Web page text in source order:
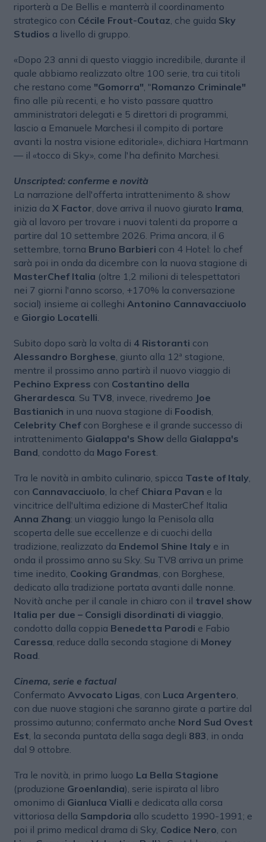
riporterà a De Bellis e manterrà il coordinamento
strategico con Cécile Frout-Coutaz, che guida Sky
Studios a livello di gruppo.
«Dopo 23 anni di questo viaggio incredibile, durante il
quale abbiamo realizzato oltre 100 serie, tra cui titoli
che restano come "Gomorra", "Romanzo Criminale"
fino alle più recenti, e ho visto passare quattro
amministratori delegati e 5 direttori di programmi,
lascio a Emanuele Marchesi il compito di portare
avanti la nostra visione editoriale», dichiara Hartmann
— il «tocco di Sky», come l'ha definito Marchesi.
Unscripted: conferme e novità
La narrazione dell'offerta intrattenimento & show
inizia da X Factor, dove arriva il nuovo giurato Irama,
già al lavoro per trovare i nuovi talenti da proporre a
partire dal 10 settembre 2026. Prima ancora, il 6
settembre, torna Bruno Barbieri con 4 Hotel: lo chef
sarà poi in onda da dicembre con la nuova stagione di
MasterChef Italia (oltre 1,2 milioni di telespettatori
nei 7 giorni l'anno scorso, +170% la conversazione
social) insieme ai colleghi Antonino Cannavacciuolo
e Giorgio Locatelli.
Subito dopo sarà la volta di 4 Ristoranti con
Alessandro Borghese, giunto alla 12ª stagione,
mentre il prossimo anno partirà il nuovo viaggio di
Pechino Express con Costantino della
Gherardesca. Su TV8, invece, rivedremo Joe
Bastianich in una nuova stagione di Foodish,
Celebrity Chefcon Borghese e il grande successo di
intrattenimento Gialappa's Showdella Gialappa's
Band, condotto da Mago Forest.
Tra le novità in ambito culinario, spicca Taste of Italy,
con Cannavacciuolo, la chef Chiara Pavan e la
vincitrice dell'ultima edizione di MasterChef Italia
Anna Zhang: un viaggio lungo la Penisola alla
scoperta delle sue eccellenze e di cuochi della
tradizione, realizzato da Endemol Shine Italye in
onda il prossimo anno su Sky. Su TV8 arriva un prime
time inedito, Cooking Grandmas, con Borghese,
dedicato alla tradizione portata avanti dalle nonne.
Novità anche per il canale in chiaro con il travel show
Italia per due – Consigli disordinati di viaggio,
condotto dalla coppia Benedetta Parodi e Fabio
Caressa, reduce dalla seconda stagione di Money
Road.
Cinema, serie e factual
Confermato Avvocato Ligas, con Luca Argentero,
con due nuove stagioni che saranno girate a partire dal
prossimo autunno; confermato anche Nord Sud Ovest
Est, la seconda puntata della saga degli 883, in onda
dal 9 ottobre.
Tra le novità, in primo luogo La Bella Stagione
(produzione Groenlandia), serie ispirata al libro
omonimo di Gianluca Vialli e dedicata alla corsa
vittoriosa della Sampdoria allo scudetto 1990-1991; e
poi il primo medical drama di Sky, Codice Nero, con